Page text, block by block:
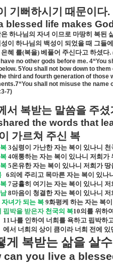
기뻐하시기 때문이다.
blessed life makes
하나님의 자녀 이므로 마땅히 복된
이 하나님의 백성이 되었을 때 그들
혜 를(복을) 베풀어 주신다고 하셨다.
have no other gods before me.
5You shall not bow down to
third and fourth generation of those
shall not misuse the
7)
서 복받는 말씀을 주
the words that
가르쳐 주신 복
3심령이 가난한 자는 복이 있나니
4애통하는 자는 복이 있나니 저희가
5온유한 자는 복이 있나니 저희가
6의에 주리고 목마른 자는 복이 있나
7긍휼히 여기는 자는 복이 있나니
8마음이 청결한 자는 복이 있나니
녀가 되는 복 9화평케 하는 자는 복
핍박을 받은자 천국의 복10의를 위하
11나를 인하여 너희를 욕하고 핍박하
에서 너희의 상이 큼이라 너희 전에
게 복받는 삶을 살
can you live a